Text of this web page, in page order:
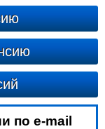
по e-mail